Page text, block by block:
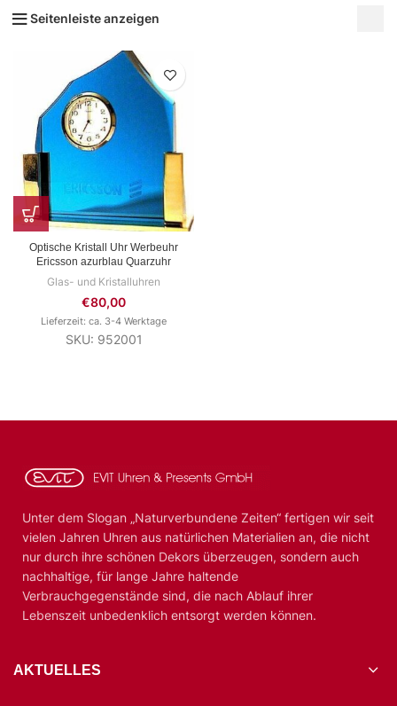
Seitenleiste anzeigen
Optische Kristall Uhr Werbeuhr
Ericsson azurblau Quarzuhr
Glas- und Kristalluhren
€80,00
Lieferzeit: ca. 3-4 Werktage
SKU: 952001
Unter dem Slogan „Naturverbundene Zeiten“ fertigen wir seit
vielen Jahren Uhren aus natürlichen Materialien an, die nicht
nur durch ihre schönen Dekors überzeugen, sondern auch
nachhaltige, für lange Jahre haltende
Verbrauchgegenstände sind, die nach Ablauf ihrer
Lebenszeit unbedenklich entsorgt werden können.
AKTUELLES